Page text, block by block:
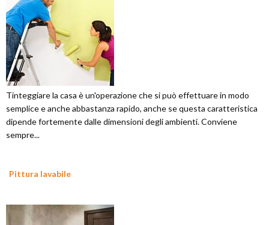
Tinteggiare la casa è un'operazione che si può effettuare in modo
semplice e anche abbastanza rapido, anche se questa caratteristica
dipende fortemente dalle dimensioni degli ambienti. Conviene
sempre...
Pittura lavabile